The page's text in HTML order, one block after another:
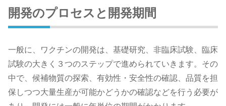
開発のプロセスと開発期間
一般に、ワクチンの開発は、基礎研究、非臨床試験、臨床
試験の大きく３つのステップで進められていきます。その
中で、候補物質の探索、有効性・安全性の確認、品質を担
保しつつ大量生産が可能かどうかの確認などを行う必要が